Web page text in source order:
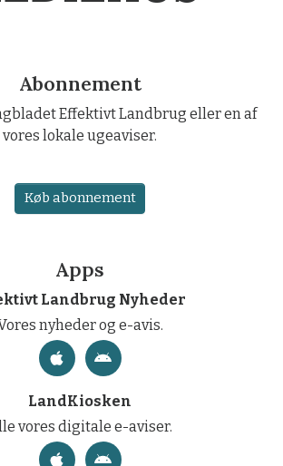
Abonnement
Effektivt Landbrug eller en af
vores lokale ugeaviser.
Køb abonnement
Apps
Landbrug Nyheder
nyheder og e-avis.
LandKiosken
vores digitale e-aviser.